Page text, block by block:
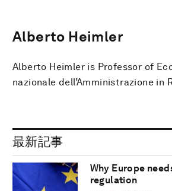
Alberto Heimler
Alberto Heimler is Professor of
nazionale dell’Amministrazione in
最新記事
Why Europe
regulation